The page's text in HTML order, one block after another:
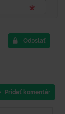
Odoslať
Pridať komentár